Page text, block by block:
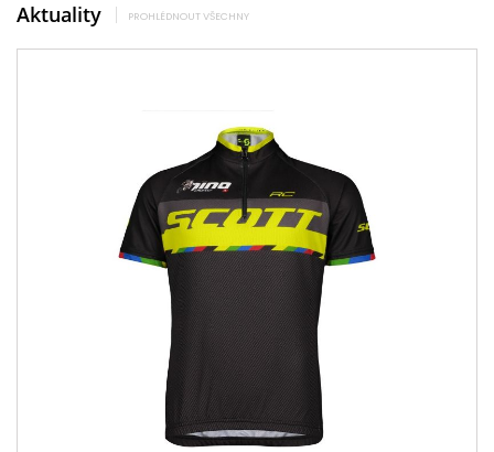
Aktuality PROHLÉDNOUT VŠECHNY